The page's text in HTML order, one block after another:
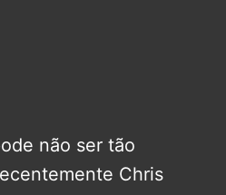
não ser tão
Chris